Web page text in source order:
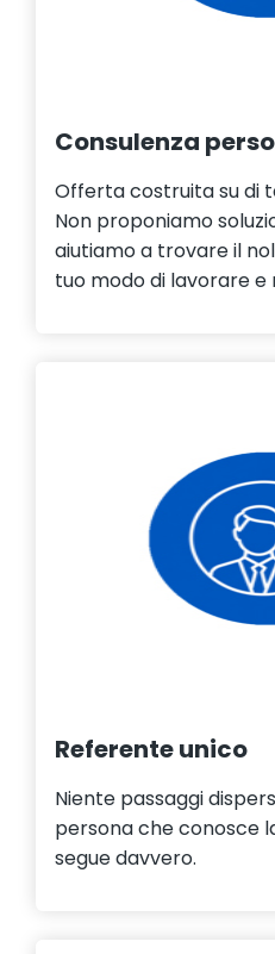
Consulenza
Offerta costruita su di
Non proponiamo
aiutiamo a trovare il
tuo modo di lavorare e
Referente unico
Niente passaggi
persona che conosce
segue davvero.